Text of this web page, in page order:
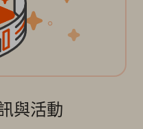
與活動